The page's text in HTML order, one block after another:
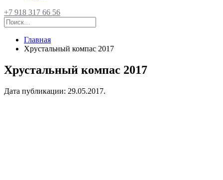
+7 918 317 66 56
Главная
Хрустальный компас 2017
Хрустальный компас 2017
Дата публикации: 29.05.2017.